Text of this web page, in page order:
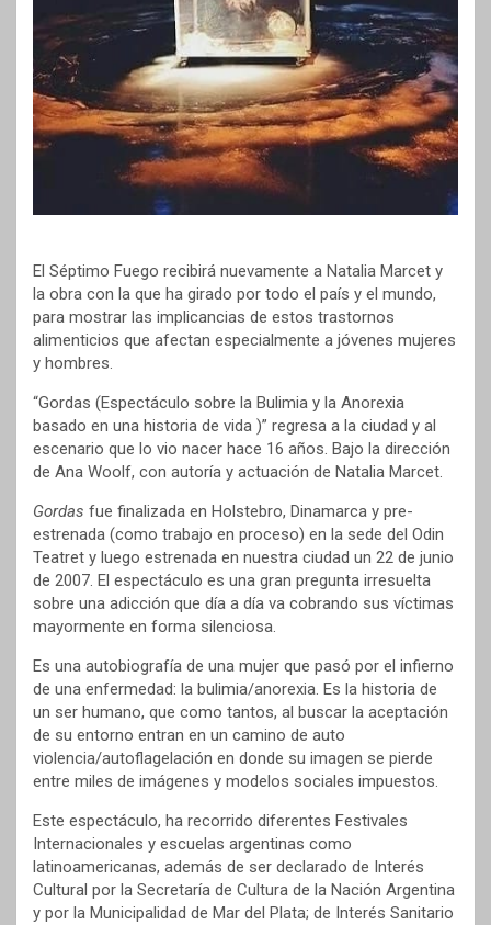
El Séptimo Fuego recibirá nuevamente a Natalia Marcet y
la obra con la que ha girado por todo el país y el mundo,
para mostrar las implicancias de estos trastornos
alimenticios que afectan especialmente a jóvenes mujeres
y hombres.
“Gordas (Espectáculo sobre la Bulimia y la Anorexia
basado en una historia de vida )” regresa a la ciudad y al
escenario que lo vio nacer hace 16 años. Bajo la dirección
de Ana Woolf, con autoría y actuación de Natalia Marcet.
Gordas fue finalizada en Holstebro, Dinamarca y pre-
estrenada (como trabajo en proceso) en la sede del Odin
Teatret y luego estrenada en nuestra ciudad un 22 de junio
de 2007. El espectáculo es una gran pregunta irresuelta
sobre una adicción que día a día va cobrando sus víctimas
mayormente en forma silenciosa.
Es una autobiografía de una mujer que pasó por el infierno
de una enfermedad: la bulimia/anorexia. Es la historia de
un ser humano, que como tantos, al buscar la aceptación
de su entorno entran en un camino de auto
violencia/autoflagelación en donde su imagen se pierde
entre miles de imágenes y modelos sociales impuestos.
Este espectáculo, ha recorrido diferentes Festivales
Internacionales y escuelas argentinas como
latinoamericanas, además de ser declarado de Interés
Cultural por la Secretaría de Cultura de la Nación Argentina
y por la Municipalidad de Mar del Plata; de Interés Sanitario